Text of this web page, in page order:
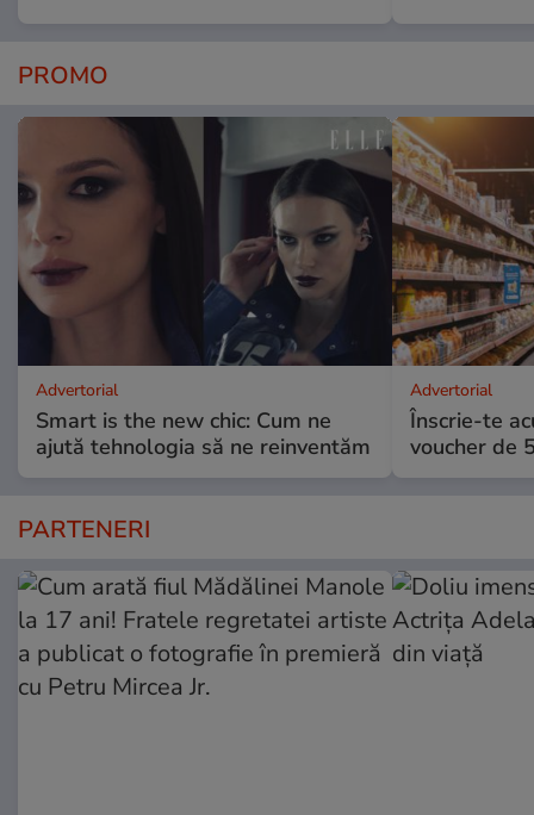
PROMO
Advertorial
Smart is the new chic: Cum ne
ajută tehnologia să ne reinventăm
Advertorial
Înscrie-te
voucher de
PARTENERI